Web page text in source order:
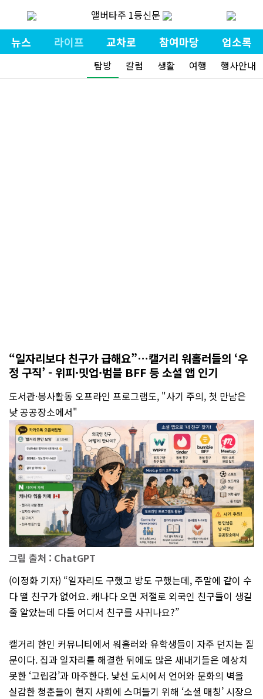
앨버타주 1등신문
뉴스 라이프 교차로 참여마당 업소록
탐방 칼럼 생활 여행 행사안내
“일자리보다 친구가 급해요”…캘거리 워홀러들의 ‘우
정 구직’ - 위피·밋업·범블 BFF 등 소셜 앱 인기
도서관·봉사활동 오프라인 프로그램도, "사기 주의, 첫 만남은
낮 공공장소에서"
그림 출처 : ChatGPT
(이정화 기자) “일자리도 구했고 방도 구했는데, 주말에 같이 수
다 떨 친구가 없어요. 캐나다 오면 저절로 외국인 친구들이 생길
줄 알았는데 다들 어디서 친구를 사귀나요?”
캘거리 한인 커뮤니티에서 워홀러와 유학생들이 자주 던지는 질
문이다. 집과 일자리를 해결한 뒤에도 많은 새내기들은 예상치
못한 ‘고립감’과 마주한다. 낯선 도시에서 언어와 문화의 벽을
실감한 청춘들이 현지 사회에 스며들기 위해 ‘소셜 매칭’ 시장으